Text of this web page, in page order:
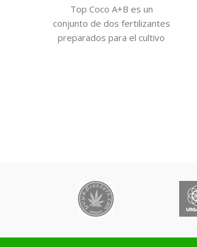
Top Coco A+B es un
conjunto de dos fertilizantes
preparados para el cultivo